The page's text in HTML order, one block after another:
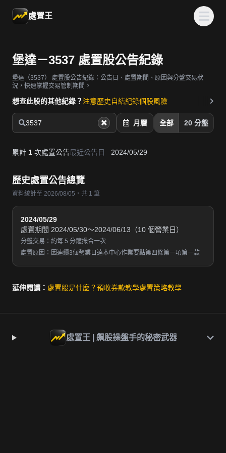
處置王
堡達－3537 處置股公告紀錄
堡達（3537）
處置股公告紀錄：公告日、處置期間、原因與分盤交易狀
況，快速掌握交易管制期間。
想查此股的其他紀錄？ 注意歷史自結紀錄個股風險
3537 月曆 全部 20 分盤
累計 1 次處置公告最近公告日 2024/05/29
歷史處置公告總覽
資料統計至 2026/08/05・共 1 筆
2024/05/29
處置期間 2024/05/30～2024/06/13（10 個營業日）
分盤交易：約每 5 分鐘撮合一次
處置原因：因連續3個營業日達本中心作業要點第四條第一項第一款
延伸閱讀： 處置股是什麼？預收券款教學處置策略教學
處置王 | 飆股操盤手的秘密武器